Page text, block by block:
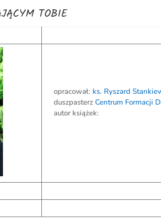
TOBIE
opracował: ks. Ryszard
duszpasterz Centrum Formacji
autor książek: